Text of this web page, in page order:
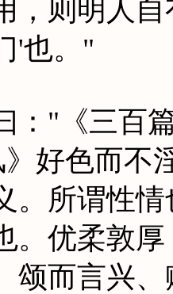
，则明人
'也。"
"《三百篇
好色而不
。所谓性
。优柔敦
颂而言兴